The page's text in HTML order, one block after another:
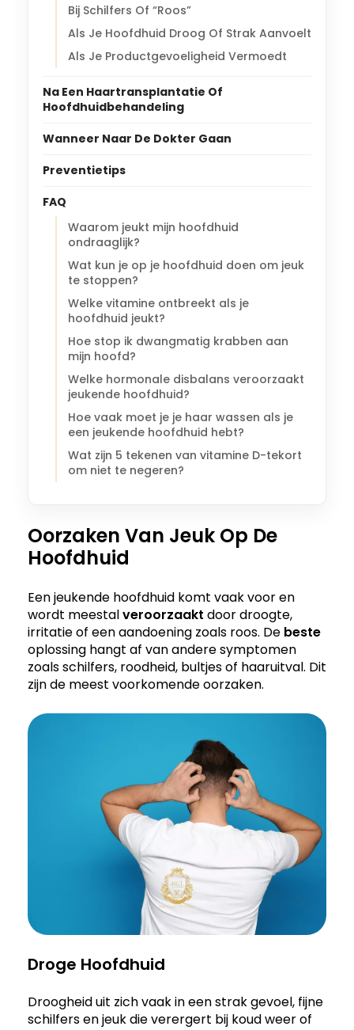
Bij Schilfers Of “Roos”
Als Je Hoofdhuid Droog Of Strak Aanvoelt
Als Je Productgevoeligheid Vermoedt
Na Een Haartransplantatie Of
Hoofdhuidbehandeling
Wanneer Naar De Dokter Gaan
Preventietips
FAQ
Waarom jeukt mijn hoofdhuid
ondraaglijk?
Wat kun je op je hoofdhuid doen om jeuk
te stoppen?
Welke vitamine ontbreekt als je
hoofdhuid jeukt?
Hoe stop ik dwangmatig krabben aan
mijn hoofd?
Welke hormonale disbalans veroorzaakt
jeukende hoofdhuid?
Hoe vaak moet je je haar wassen als je
een jeukende hoofdhuid hebt?
Wat zijn 5 tekenen van vitamine D-tekort
om niet te negeren?
Oorzaken Van Jeuk Op De
Hoofdhuid
Een jeukende hoofdhuid komt vaak voor en
wordt meestalveroorzaakt door droogte,
irritatie of een aandoening zoals roos. De beste
oplossing hangt af van andere symptomen
zoals schilfers, roodheid, bultjes of haaruitval. Dit
zijn de meest voorkomende oorzaken.
Droge Hoofdhuid
Droogheid uit zich vaak in een strak gevoel, fijne
schilfers en jeuk die verergert bij koud weer of